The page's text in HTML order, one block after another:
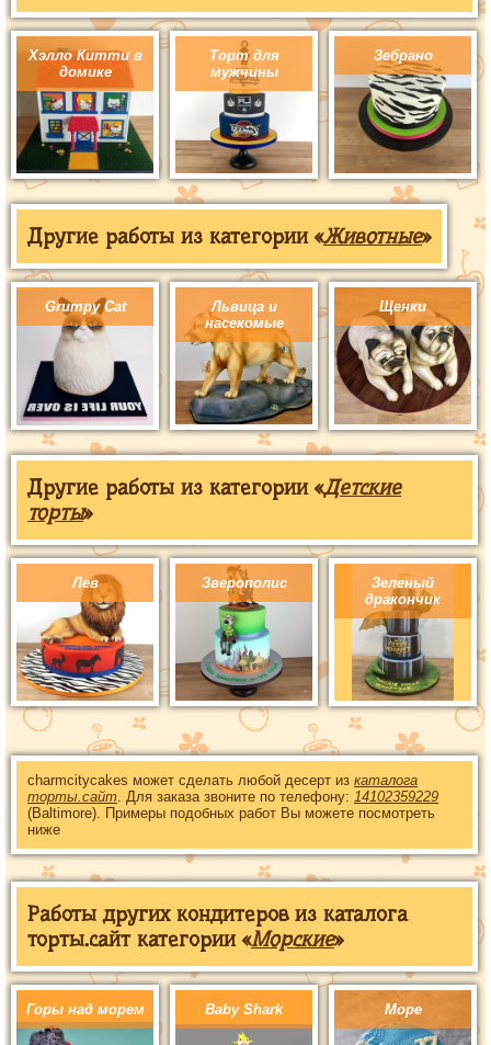
Хэлло Китти в
домике
Торт для
мужчины
Зебрано
Другие работы из категории «Животные»
Grumpy Cat
Львица и
насекомые
Щенки
Другие работы из категории «Детские
торты»
Лев Зверополис
Зеленый
дракончик
charmcitycakes может сделать любой десерт из каталога
торты.сайт. Для заказа звоните по телефону: 14102359229
(Baltimore). Примеры подобных работ Вы можете посмотреть
ниже
Работы других кондитеров из каталога
торты.сайт категории «Морские»
Горы над морем Baby Shark Море